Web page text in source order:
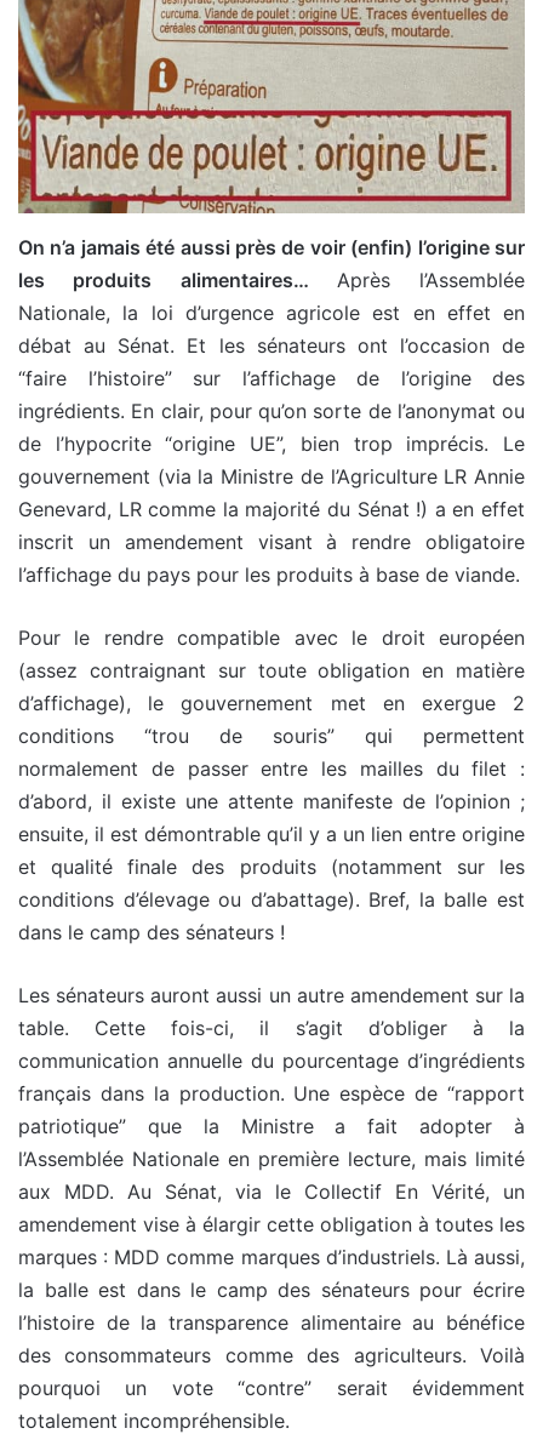
On n’a jamais été aussi près de voir (enfin) l’origine sur
les produits alimentaires… Après l’Assemblée
Nationale, la loi d’urgence agricole est en effet en
débat au Sénat. Et les sénateurs ont l’occasion de
“faire l’histoire” sur l’affichage de l’origine des
ingrédients. En clair, pour qu’on sorte de l’anonymat ou
de l’hypocrite “origine UE”, bien trop imprécis. Le
gouvernement (via la Ministre de l’Agriculture LR Annie
Genevard, LR comme la majorité du Sénat !) a en effet
inscrit un amendement visant à rendre obligatoire
l’affichage du pays pour les produits à base de viande.
Pour le rendre compatible avec le droit européen
(assez contraignant sur toute obligation en matière
d’affichage), le gouvernement met en exergue 2
conditions “trou de souris” qui permettent
normalement de passer entre les mailles du filet :
d’abord, il existe une attente manifeste de l’opinion ;
ensuite, il est démontrable qu’il y a un lien entre origine
et qualité finale des produits (notamment sur les
conditions d’élevage ou d’abattage). Bref, la balle est
dans le camp des sénateurs !
Les sénateurs auront aussi un autre amendement sur la
table. Cette fois-ci, il s’agit d’obliger à la
communication annuelle du pourcentage d’ingrédients
français dans la production. Une espèce de “rapport
patriotique” que la Ministre a fait adopter à
l’Assemblée Nationale en première lecture, mais limité
aux MDD. Au Sénat, via le Collectif En Vérité, un
amendement vise à élargir cette obligation à toutes les
marques : MDD comme marques d’industriels. Là aussi,
la balle est dans le camp des sénateurs pour écrire
l’histoire de la transparence alimentaire au bénéfice
des consommateurs comme des agriculteurs. Voilà
pourquoi un vote “contre” serait évidemment
totalement incompréhensible.